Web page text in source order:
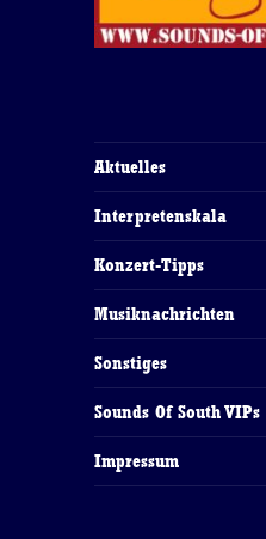
Aktuelles
Interpretenskala
Konzert-Tipps
Musiknachrichten
Sonstiges
Sounds Of South VIPs
Impressum